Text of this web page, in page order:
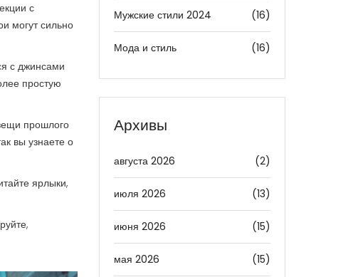
с
могут сильно
с джинсами
простую
прошлого
вы узнаете о
ярлыки,
Мужские стили 2024 (16)
Мода и стиль (16)
Архивы
августа 2026 (2)
июля 2026 (13)
июня 2026 (15)
мая 2026 (15)